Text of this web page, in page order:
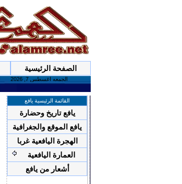
الصفحة الرئيسية
القائمة الرئيسية يافع
يافع تاريخ وحضارة
يافع الموقع والجغرافية
الهجرة اليافعية غربا
العمارة اليافعية
أشعار من يافع